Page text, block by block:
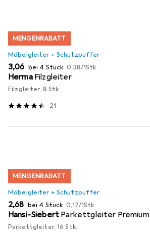
MENGENRABATT
Möbelgleiter + Schutzpuffer
EUR
3,06 bei 4 Stück EUR
0,38/1Stk.
Herma Filzgleiter
Filzgleiter, 8 Stk.
21
MENGENRABATT
Möbelgleiter + Schutzpuffer
EUR
2,68 bei 4 Stück EUR
0,17/1Stk.
Hansi-Siebert Parkettgleiter Premium
Parkettgleiter, 16 Stk.